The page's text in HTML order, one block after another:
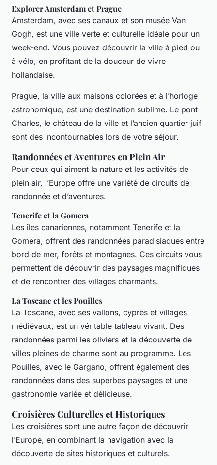
Explorer Amsterdam et Prague
Amsterdam, avec ses canaux et son musée Van
Gogh, est une ville verte et culturelle idéale pour un
week-end. Vous pouvez découvrir la ville à pied ou
à vélo, en profitant de la douceur de vivre
hollandaise.
Prague, la ville aux maisons colorées et à l’horloge
astronomique, est une destination sublime. Le pont
Charles, le château de la ville et l’ancien quartier juif
sont des incontournables lors de votre séjour.
Randonnées et Aventures en Plein Air
Pour ceux qui aiment la nature et les activités de
plein air, l’Europe offre une variété de circuits de
randonnée et d’aventures.
Tenerife et la Gomera
Les îles canariennes, notamment Tenerife et la
Gomera, offrent des randonnées paradisiaques entre
bord de mer, forêts et montagnes. Ces circuits vous
permettent de découvrir des paysages magnifiques
et de rencontrer des villages charmants.
La Toscane et les Pouilles
La Toscane, avec ses vallons, cyprès et villages
médiévaux, est un véritable tableau vivant. Des
randonnées parmi les oliviers et la découverte de
villes pleines de charme sont au programme. Les
Pouilles, avec le Gargano, offrent également des
randonnées dans des superbes paysages et une
gastronomie variée et délicieuse.
Croisières Culturelles et Historiques
Les croisières sont une autre façon de découvrir
l’Europe, en combinant la navigation avec la
découverte de sites historiques et culturels.